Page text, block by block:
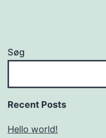
Søg
Recent Posts
Hello world!